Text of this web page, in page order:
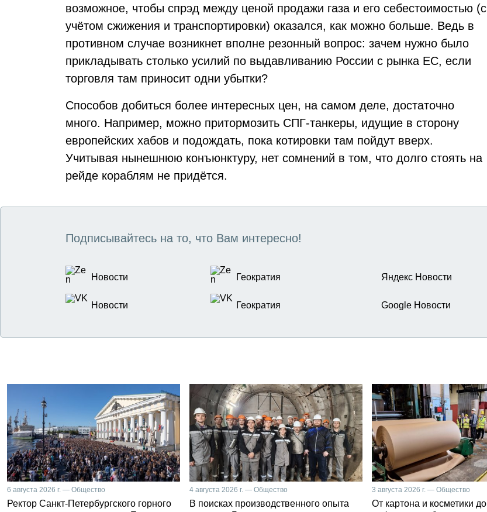
возможное, чтобы спрэд между ценой продажи газа и его себестоимостью (с
учётом сжижения и транспортировки) оказался, как можно больше. Ведь в
противном случае возникнет вполне резонный вопрос: зачем нужно было
прикладывать столько усилий по выдавливанию России с рынка ЕС, если
торговля там приносит одни убытки?
Способов добиться более интересных цен, на самом деле, достаточно
много. Например, можно притормозить СПГ-танкеры, идущие в сторону
европейских хабов и подождать, пока котировки там пойдут вверх.
Учитывая нынешнюю конъюнктуру, нет сомнений в том, что долго стоять на
рейде кораблям не придётся.
Подписывайтесь на то, что Вам интересно!
Новости Геократия Яндекс Новости
Новости Геократия Google Новости
6 августа 2026 г. — Общество
Ректор Санкт-Петербургского горного
4 августа 2026 г. — Общество
В поисках производственного опыта
3 августа 2026 г. — Общество
От картона и косметики до